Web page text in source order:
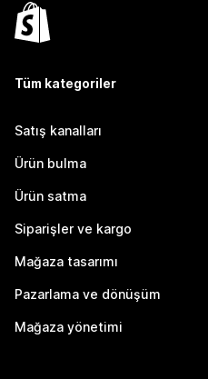
Tüm kategoriler
Satış kanalları
Ürün bulma
Ürün satma
Siparişler ve kargo
Mağaza tasarımı
Pazarlama ve dönüşüm
Mağaza yönetimi